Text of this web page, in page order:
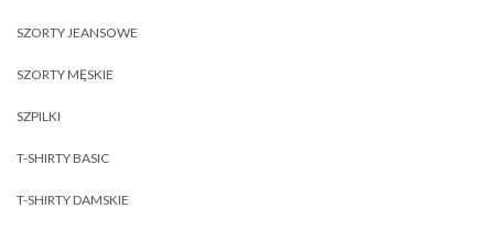
SZORTY JEANSOWE
SZORTY MĘSKIE
SZPILKI
T-SHIRTY BASIC
T-SHIRTY DAMSKIE